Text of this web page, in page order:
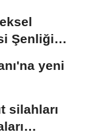
Şenliği
yeni
silahları